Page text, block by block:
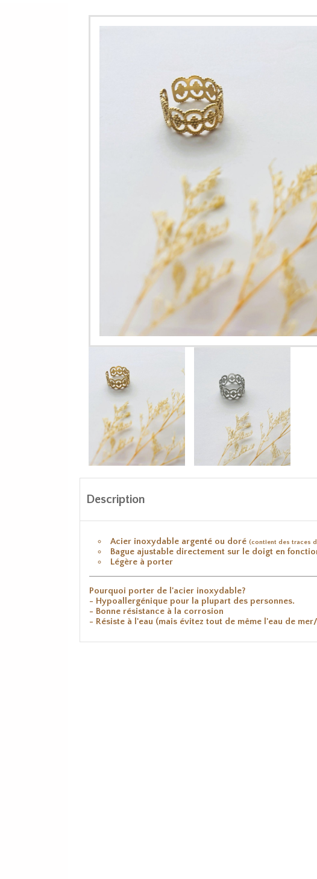
Description
Acier inoxydable argenté ou doré (contient des traces
Bague ajustable directement sur le doigt en
Légère à porter
Pourquoi porter de l'acier inoxydable?
- Hypoallergénique pour la plupart des personnes.
- Bonne résistance à la corrosion
- Résiste à l'eau (mais évitez tout de même l'eau de